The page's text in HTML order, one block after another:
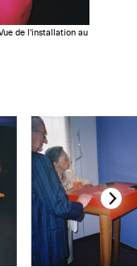
de l'installation au